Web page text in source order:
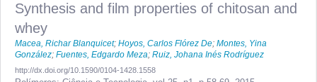
Synthesis and film properties of chitosan and
whey
Macea, Richar Blanquicet; Hoyos, Carlos Flórez De; Montes, Yina
González; Fuentes, Edgardo Meza; Ruiz, Johana Inés Rodríguez
http://dx.doi.org/10.1590/0104-1428.1558